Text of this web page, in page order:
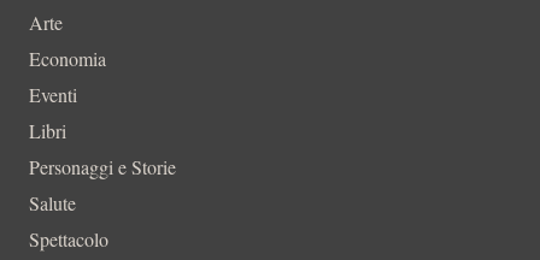
Arte
Economia
Eventi
Libri
Personaggi e Storie
Salute
Spettacolo